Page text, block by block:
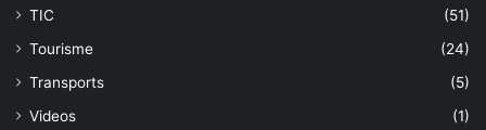
TIC
(51)
Tourisme
(24)
Transports
(5)
Videos
(1)